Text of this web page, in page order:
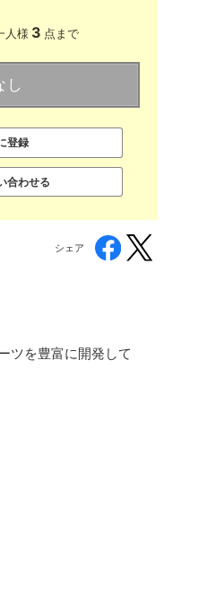
人様 3 点まで
し
登録
合わせる
シェア
ツを豊富に開発して